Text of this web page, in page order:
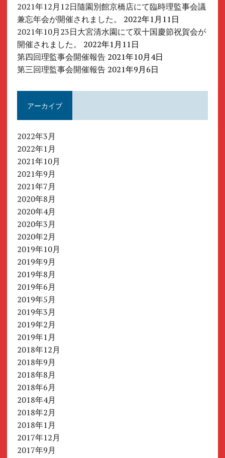
2021年12月12日隨園別館京橋店にて臨時理監事会議
兼忘年会が開催されました。
2022年1月11日
2021年10月23日大宮清水園にて双十国慶節祝賀会が
開催されました。
2022年1月11日
第四回理監事会開催報告 2021年10月4日
第三回理監事会開催報告 2021年9月6日
アーカイブ
2022年3月
2022年1月
2021年10月
2021年9月
2021年7月
2020年8月
2020年4月
2020年3月
2020年2月
2019年10月
2019年9月
2019年8月
2019年6月
2019年5月
2019年3月
2019年2月
2019年1月
2018年12月
2018年9月
2018年8月
2018年6月
2018年4月
2018年2月
2018年1月
2017年12月
2017年9月